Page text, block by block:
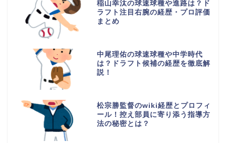
稲山幸汰の球速球種や進路は？ド
ラフト注目右腕の経歴・プロ評価
まとめ
中尾理佑の球速球種や中学時代
は？ドラフト候補の経歴を徹底解
説！
松宗勝監督のwiki経歴とプロフィ
ール！控え部員に寄り添う指導方
法の秘密とは？